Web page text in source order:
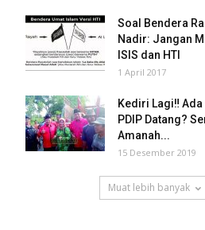
Soal Bendera
Nadir: Jangan
ISIS dan HTI
1 April 2017
Kediri Lagi‼ Ada
PDIP Datang?
Amanah...
15 Desember 2019
Muat lebih banyak